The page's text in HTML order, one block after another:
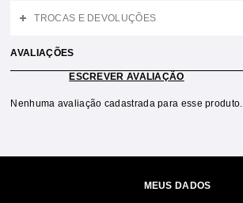
TROCAS E DEVOLUÇÕES
AVALIAÇÕES
ESCREVER AVALIAÇÃO
Nenhuma avaliação cadastrada para esse produto.
MEUS DADOS